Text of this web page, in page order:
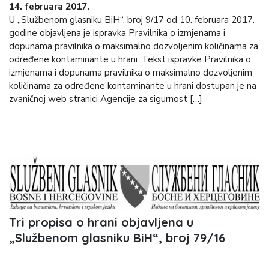
14. februara 2017.
U „Službenom glasniku BiH“, broj 9/17 od 10. februara 2017.
godine objavljena je ispravka Pravilnika o izmjenama i
dopunama pravilnika o maksimalno dozvoljenim količinama za
određene kontaminante u hrani. Tekst ispravke Pravilnika o
izmjenama i dopunama pravilnika o maksimalno dozvoljenim
količinama za određene kontaminante u hrani dostupan je na
zvaničnoj web stranici Agencije za sigurnost […]
Tri propisa o hrani objavljena u
„Službenom glasniku BiH“, broj 79/16